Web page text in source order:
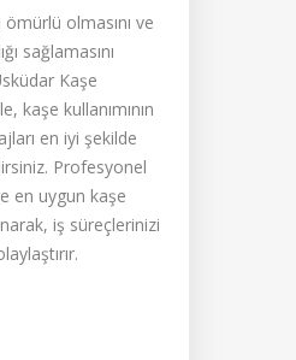
olmasını ve
sağlamasını
Kaşe
kaşe kullanımının
en iyi şekilde
Profesyonel
en uygun kaşe
iş süreçlerinizi